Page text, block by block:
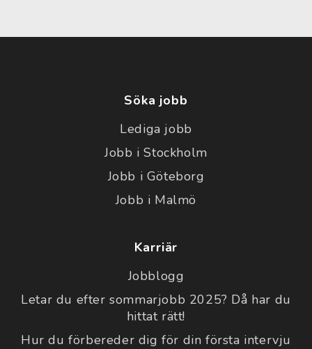
Söka jobb
Lediga jobb
Jobb i Stockholm
Jobb i Göteborg
Jobb i Malmö
Karriär
Jobblogg
Letar du efter sommarjobb 2025? Då har du
hittat rätt!
Hur du förbereder dig för din första intervju